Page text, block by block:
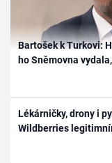
Bartošek k Turkovi:
ho Sněmovna
Lékárničky, drony i
Wildberries